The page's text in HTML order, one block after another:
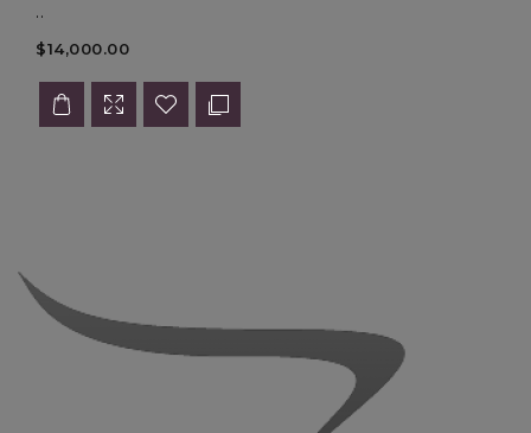
..
$14,000.00